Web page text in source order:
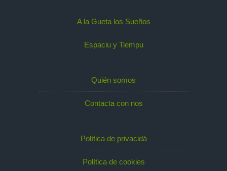
A la Gueta los Sueños
Espaciu y Tiempu
Quién somos
Contacta con nos
Política de privacidá
Política de cookies